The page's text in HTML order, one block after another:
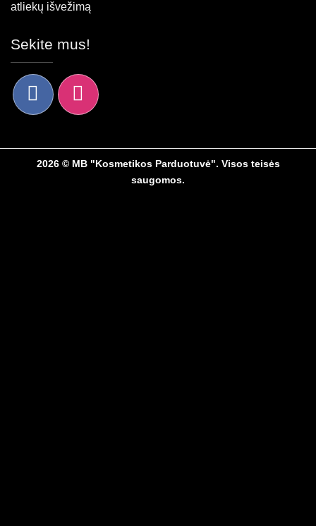
atliekų išvežimą
Sekite mus!
2026 © MB "Kosmetikos Parduotuvė". Visos teisės
saugomos.